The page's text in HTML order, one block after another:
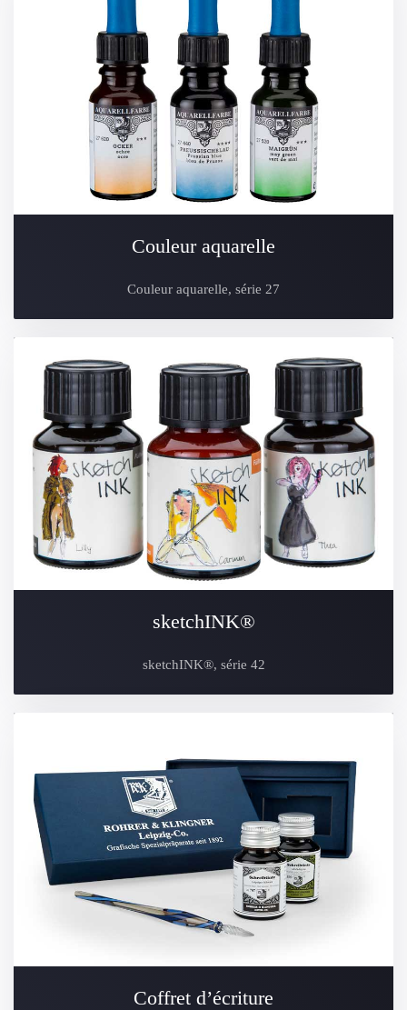
Couleur aquarelle
Couleur aquarelle, série 27
sketchINK®
sketchINK®, série 42
Coffret d’écriture